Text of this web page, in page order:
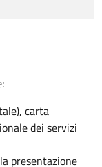
carta
dei servizi
presentazione